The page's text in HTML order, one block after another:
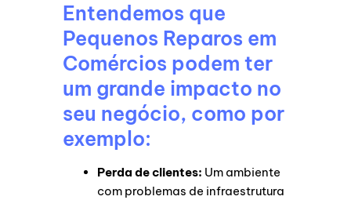
Entendemos que
Pequenos Reparos em
Comércios podem ter
um grande impacto no
seu negócio, como por
exemplo:
Perda de clientes: Um ambiente
com problemas de infraestrutura